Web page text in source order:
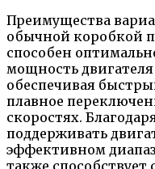
Преимущества
обычной коробкой
способен
мощность
обеспечивая
плавное
скоростях.
поддерживать
эффективном
также